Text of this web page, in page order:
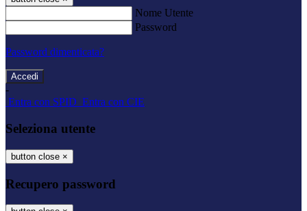
Nome Utente
Password
Password dimenticata?
-
Entra con SPID Entra con CIE
Seleziona utente
button close ×
Recupero password